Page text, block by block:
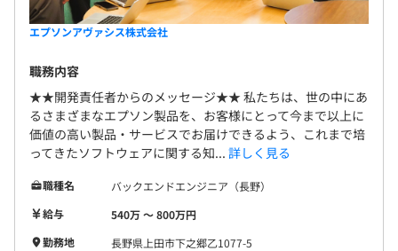
エプソンアヴァシス株式会社
職務内容
★★開発責任者からのメッセージ★★ 私たちは、世の中にあ
るさまざまなエプソン製品を、お客様にとって今まで以上に
価値の高い製品・サービスでお届けできるよう、これまで培
ってきたソフトウェアに関する知... 詳しく見る
職種名
バックエンドエンジニア（長野）
給与
540万 〜 800万円
勤務地
長野県上田市下之郷乙1077-5